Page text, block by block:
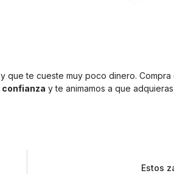
te cueste muy poco dinero.
confianza y te animamos a que
Estos